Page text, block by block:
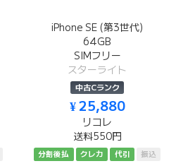
iPhone SE (第3世代)
64GB
SIMフリー
スターライト
中古Cランク
¥ 25,880
リコレ
送料550円
分割後払 クレカ 代引 振込